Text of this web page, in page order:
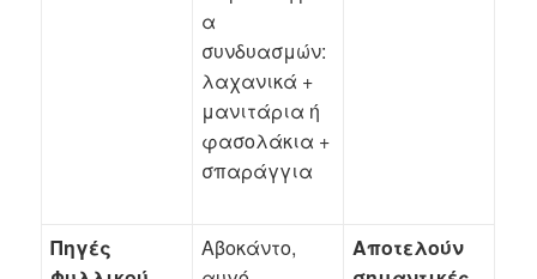
α
συνδυασμών:
λαχανικά +
μανιτάρια ή
φασολάκια +
σπαράγγια
Πηγές
Αβοκάντο,
Αποτελούν